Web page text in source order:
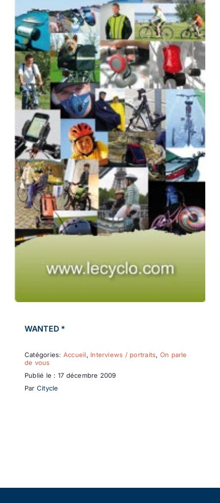
WANTED *
Catégories: Accueil, Interviews / portraits, On parle
de vous
Publié le : 17 décembre 2009
Par Citycle